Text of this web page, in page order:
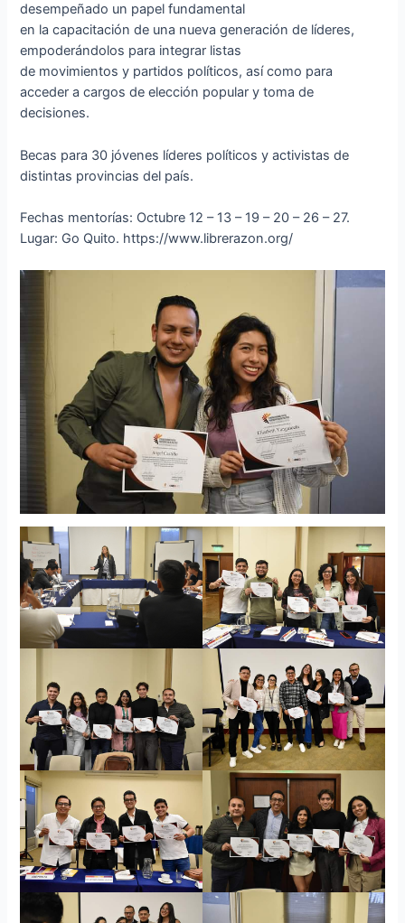
desempeñado un papel fundamental
en la capacitación de una nueva generación de líderes,
empoderándolos para integrar listas
de movimientos y partidos políticos, así como para
acceder a cargos de elección popular y toma de
decisiones.
Becas para 30 jóvenes líderes políticos y activistas de
distintas provincias del país.
Fechas mentorías: Octubre 12 – 13 – 19 – 20 – 26 – 27.
Lugar: Go Quito. https://www.librerazon.org/